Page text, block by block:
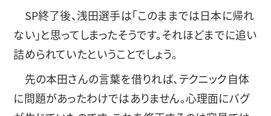
SP終了後、浅田選手は「このままでは日本に帰れ
ない」と思ってしまったそうです。それほどまでに追い
詰められていたということでしょう。
先の本田さんの言葉を借りれば、テクニック自体
に問題があったわけではありません。心理面にバグ